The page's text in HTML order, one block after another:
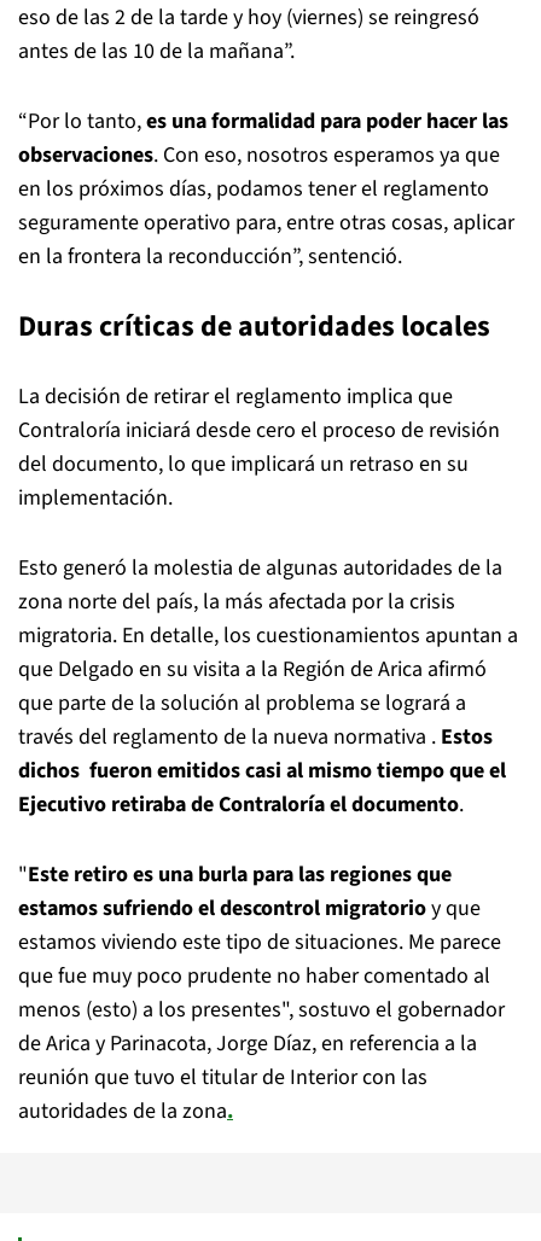
eso de las 2 de la tarde y hoy (viernes) se reingresó
antes de las 10 de la mañana”.
“Por lo tanto,es una formalidad para poder hacer las
observaciones. Con eso, nosotros esperamos ya que
en los próximos días, podamos tener el reglamento
seguramente operativo para, entre otras cosas, aplicar
en la frontera la reconducción”, sentenció.
Duras críticas de autoridades locales
La decisión de retirar el reglamento implica que
Contraloría iniciará desde cero el proceso de revisión
del documento, lo que implicará un retraso en su
implementación.
Esto generó la molestia de algunas autoridades de la
zona norte del país, la más afectada por la crisis
migratoria. En detalle, los cuestionamientos apuntan a
que Delgado en su visita a la Región de Arica afirmó
que parte de la solución al problema se logrará a
través del reglamento de la nueva normativa . Estos
dichos fueron emitidos casi al mismo tiempo que el
Ejecutivo retiraba de Contraloría el documento.
"Este retiro es una burla para las regiones que
estamos sufriendo el descontrol migratorioy que
estamos viviendo este tipo de situaciones. Me parece
que fue muy poco prudente no haber comentado al
menos (esto) a los presentes", sostuvo el gobernador
de Arica y Parinacota, Jorge Díaz, en referencia a la
reunión que tuvo el titular de Interior con las
autoridades de la zona.